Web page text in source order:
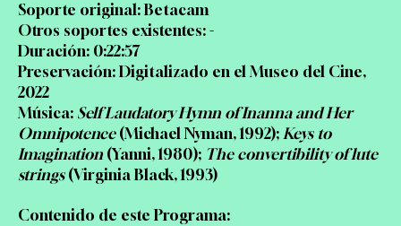
Soporte original: Betacam
Otros soportes existentes: -
Duración: 0:22:57
Preservación: Digitalizado en el Museo del Cine,
2022
Música: Self Laudatory Hymn of Inanna and Her
Omnipotence(Michael Nyman, 1992); Keys to
Imagination (Yanni, 1980); The convertibility of lute
strings(Virginia Black, 1993)
Contenido de este Programa: